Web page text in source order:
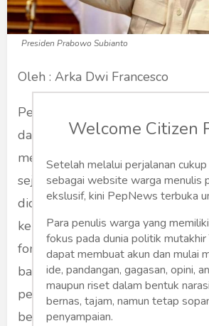
Presiden Prabowo Subianto
Oleh : Arka Dwi Francesco
Pemerintah terus menunjukkan
dalam menyiapkan strategi
mewujudkan swasembada
sejalan dengan prioritas nasional
dicanangkan Presiden Prabowo,
kemandirian pangan
fondasi penting dalam
bangsa. Program nyata menjadi
pemerintah benar-benar
berjanji. Di tengah dinamika
Welcome Citizen
Setelah melalui perjalanan
sebagai website warga menulis
ekslusif, kini PepNews terbuka
Para penulis warga yang
fokus pada dunia politik mutakhir
dapat membuat akun dan mulai
ide, pandangan, gagasan, opini,
maupun riset dalam bentuk
bernas, tajam, namun tetap
penyampaian.